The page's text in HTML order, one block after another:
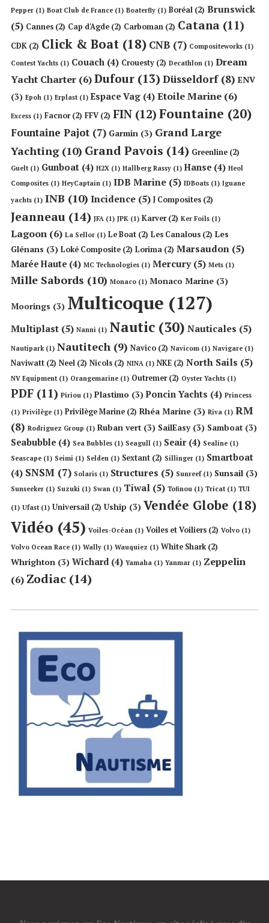
Pepper (1) Boat Club de France (1) Boaterfly (1) Boréal (2) Brunswick
(5) Cannes (2) Cap d'Agde (2) Carboman (2) Catana (11)
CDK (2) Click & Boat (18) CNB (7) Compositeworks (1)
Contest Yachts (1) Couach (4) Crouesty (2) Decathlon (1) Dream
Yacht Charter (6)Dufour (13) Düsseldorf(8) ENV
(3) Epoh (1) Erplast (1) Espace Vag (4) Etoile Marine (6)
Excess (1) Facnor(2) FFV (2) FIN (12) Fountaine (20)
Fountaine Pajot (7) Garmin (3) Grand Large
Yachting(10) Grand Pavois (14) Greenline (2)
Guelt (1) Gunboat (4) H2X (1) Hallberg Rassy (1) Hanse (4) Heol
Composites (1) HeyCaptain (1) IDB Marine (5) IDBoats (1) Iguane
yachts (1) INB (10) Incidence (5) J Composites (2)
Jeanneau (14) JFA (1) JPK (1) Karver(2) Ker Foils (1)
Lagoon (6) La Sellor (1) Le Boat (2) Les Canalous (2) Les
Glénans (3) Loké Composite (2) Lorima (2) Marsaudon (5)
Marée Haute (4) MC Technologies (1) Mercury(5) Mets (1)
Mille Sabords (10) Monaco (1) Monaco Marine (3)
Moorings (3) Multicoque (127)
Multiplast (5) Nanni (1) Nautic (30) Nauticales (5)
Nautipark (1) Nautitech (9) Navico (2) Navicom (1) Navigare (1)
Naviwatt (2) Neel (2) Nicols (2) NINA (1) NKE (2) North Sails (5)
NV Equipment (1) Orangemarine (1) Outremer(2) Oyster Yachts (1)
PDF (11) Piriou (1) Plastimo (3) Poncin Yachts (4) Princess
(1) Privilège (1) Privilège Marine (2) Rhéa Marine (3) Riva (1) RM
(8) Rodriguez Group (1) Ruban vert (3) SailEasy(3) Samboat (3)
Seabubble (4) Sea Bubbles (1) Seagull (1) Seair(4) Sealine (1)
Seascape (1) Seimi (1) Selden (1) Sextant (2) Sillinger (1) Smartboat
(4) SNSM (7) Solaris (1) Structures (5) Sunreef(1) Sunsail (3)
Sunseeker (1) Suzuki (1) Swan (1) Tiwal (5) Tofinou (1) Tricat (1) TUI
(1) Ufast (1) Universail (2) Uship (3) Vendée Globe (18)
Vidéo (45) Voiles-Océan (1) Voiles et Voiliers (2) Volvo (1)
Volvo Ocean Race (1) Wally (1) Wauquiez (1) White Shark(2)
Whrighton (3) Wichard (4) Yamaha (1) Yanmar (1) Zeppelin
(6) Zodiac (14)